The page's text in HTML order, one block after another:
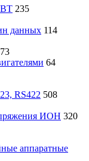
235
данных 114
64
RS422 508
ИОН 320
аппаратные